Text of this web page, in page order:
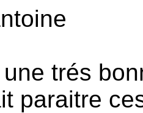
trés
paraitre